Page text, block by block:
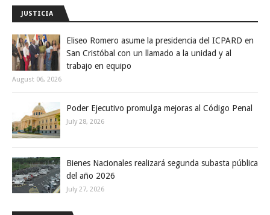
JUSTICIA
Eliseo Romero asume la presidencia del ICPARD en
San Cristóbal con un llamado a la unidad y al
trabajo en equipo
August 06, 2026
Poder Ejecutivo promulga mejoras al Código Penal
July 28, 2026
Bienes Nacionales realizará segunda subasta pública
del año 2026
July 27, 2026